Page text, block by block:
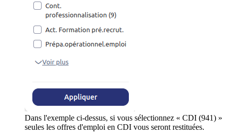
Dans l'exemple ci-dessus, si vous sélectionnez « CDI (941) »
seules les offres d'emploi en CDI vous seront restituées.